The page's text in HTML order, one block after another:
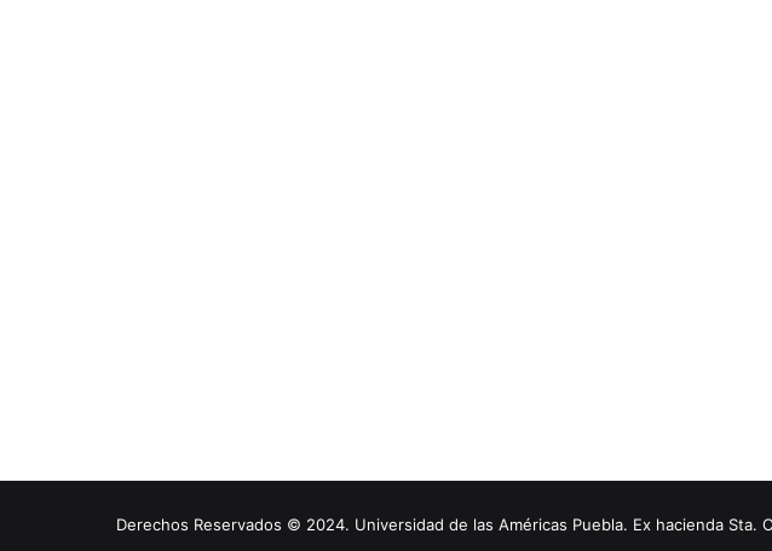
Derechos Reservados © 2024. Universidad de las Américas Puebla. Ex hacienda Sta.